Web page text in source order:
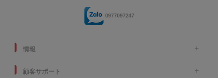
0977097247
情報
顧客サポート